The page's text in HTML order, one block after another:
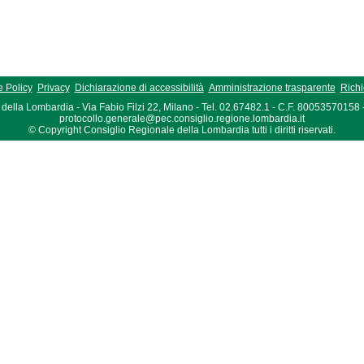
Policy Privacy Dichiarazione di accessibilità Amministrazione trasparente
Lombardia - Via Fabio Filzi 22, Milano - Tel. 02.67482.1 - C.F. 80053570158
protocollo.generale@pec.consiglio.regione.lombardia.it
© Copyright Consiglio Regionale della Lombardia tutti i diritti riservati.